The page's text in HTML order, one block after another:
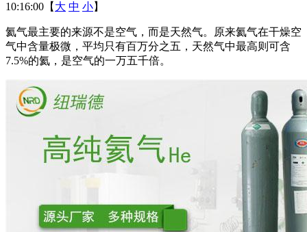
10:16:00【 大 中 小】
氦气最主要的来源不是空气，而是天然气。原来氦气在干燥空
气中含量极微，平均只有百万分之五，天然气中最高则可含
7.5%的氦，是空气的一万五千倍。